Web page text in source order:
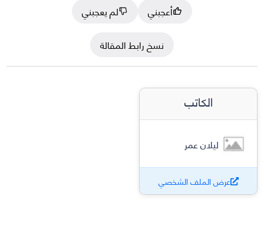
أعجبني
لم يعجبني
نسخ رابط المقالة
الكاتب
ليلان عمر
عرض الملف الشخصي